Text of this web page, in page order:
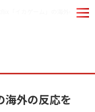
「イカゲーム」の海外の反応を
外の反応を